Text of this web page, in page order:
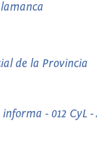
de la Provincia
- 012 CyL